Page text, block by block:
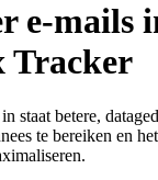
e-mails
Tracker
staat betere,
te bereiken en